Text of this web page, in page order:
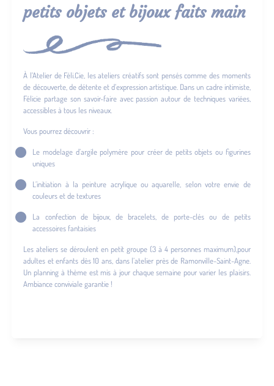
petits objets et bijoux faits main
À l’Atelier de Féli.Cie, les ateliers créatifs sont pensés comme des moments
de découverte, de détente et d’expression artistique. Dans un cadre intimiste,
Félicie partage son savoir-faire avec passion autour de techniques variées,
accessibles à tous les niveaux.
Vous pourrez découvrir :
Le modelage d’argile polymère pour créer de petits objets ou figurines
uniques
L’initiation à la peinture acrylique ou aquarelle, selon votre envie de
couleurs et de textures
La confection de bijoux, de bracelets, de porte-clés ou de petits
accessoires fantaisies
Les ateliers se déroulent en petit groupe (3 à 4 personnes maximum),pour
adultes et enfants dès 10 ans, dans l’atelier près de Ramonville-Saint-Agne.
Un planning à thème est mis à jour chaque semaine pour varier les plaisirs.
Ambiance conviviale garantie !